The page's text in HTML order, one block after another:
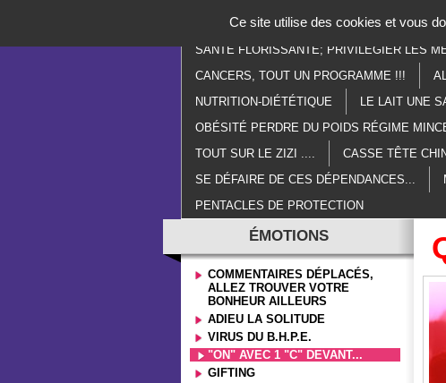
ACCUEIL PARANORMAL
SANTÉ FLORISSANTE; PRIVILÉGIER LES
CANCERS, TOUT UN PROGRAMME !!!
NUTRITION-DIÉTÉTIQUE
LE LAIT UNE
OBÉSITÉ PERDRE DU POIDS RÉGIME
TOUT SUR LE ZIZI ....
CASSE TÊTE
SE DÉFAIRE DE CES DÉPENDANCES...
PENTACLES DE PROTECTION
ÉMOTIONS
COMMENTAIRES DÉPLACÉS,
ALLEZ TROUVER VOTRE
BONHEUR AILLEURS
ADIEU LA SOLITUDE
VIRUS DU B.H.P.E.
"ON" AVEC 1 "C" DEVANT...
GIFTING
Ce site utilise des cookies et vous